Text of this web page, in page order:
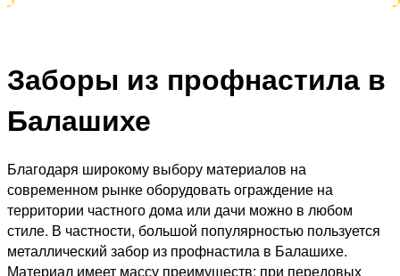
Заборы из профнастила в
Балашихе
Благодаря широкому выбору материалов на
современном рынке оборудовать ограждение на
территории частного дома или дачи можно в любом
стиле. В частности, большой популярностью пользуется
металлический забор из профнастила в Балашихе.
Материал имеет массу преимуществ: при передовых